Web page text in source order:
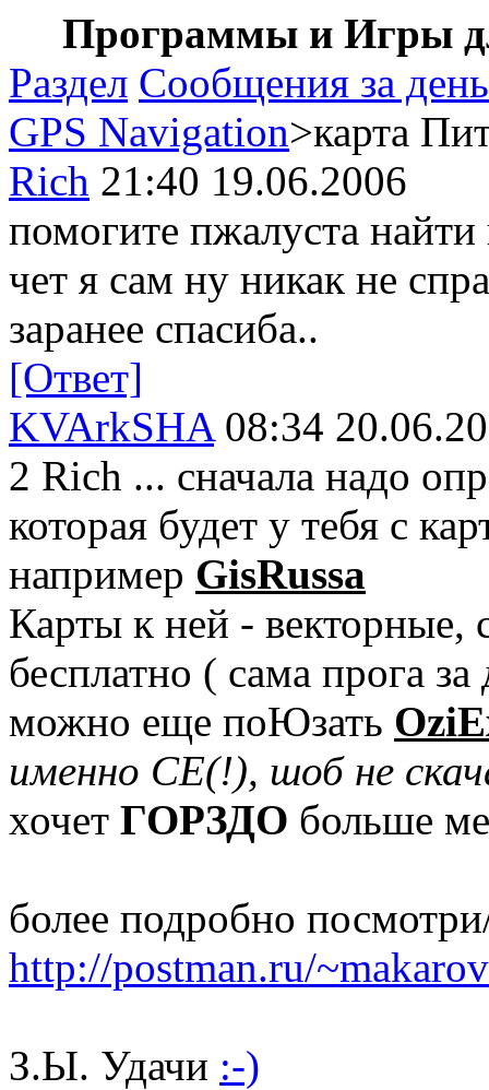
Программы и Игры
Раздел Сообщения за день
GPS Navigation>карта
Rich 21:40 19.06.2006
помогите пжалуста
чет я сам ну никак не
заранее спасиба..
[Ответ]
KVArkSHA08:34
2 Rich ... сначала надо
которая будет у тебя с
например GisRussa
Карты к ней - векторные,
бесплатно ( сама прога за
можно еще поЮзать
именно СЕ(!), шоб не
хочет ГОРЗДО больше
более подробно
http://postman.ru/
З.Ы. Удачи :-)